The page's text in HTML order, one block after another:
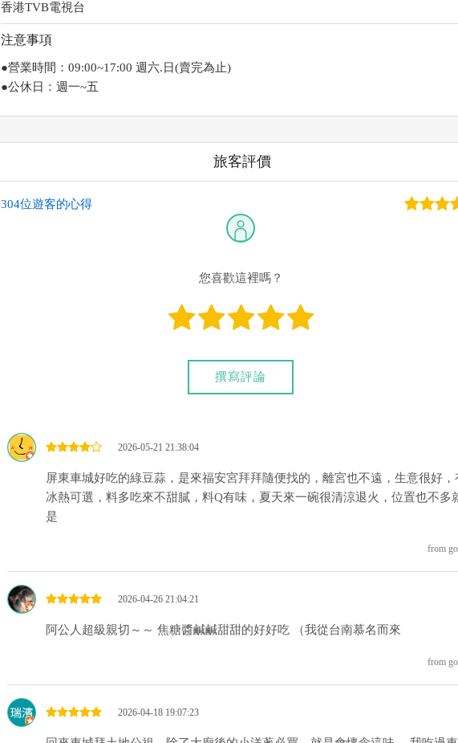
香港TVB電視台
注意事項
●營業時間：09:00~17:00 週六.日(賣完為止)
●公休日：週一~五
旅客評價
304位遊客的心得
您喜歡這裡嗎？
撰寫評論
2026-05-21 21:38:04
屏東車城好吃的綠豆蒜，是來福安宮拜拜隨便找的，離宮也不遠，生意很好，
冰熱可選，料多吃來不甜膩，料Q有味，夏天來一碗很清涼退火，位置也不多
是
from
2026-04-26 21:04:21
阿公人超級親切～～ 焦糖醬鹹鹹甜甜的好好吃 （我從台南慕名而來
from
2026-04-18 19:07:23